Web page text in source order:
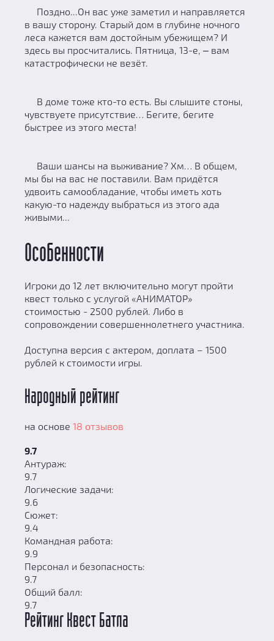
Поздно...Он вас уже заметил и направляется
в вашу сторону. Старый дом в глубине ночного
леса кажется вам достойным убежищем? И
здесь вы просчитались. Пятница, 13-е, ‒ вам
катастрофически не везёт.
В доме тоже кто-то есть. Вы слышите стоны,
чувствуете присутствие… Бегите, бегите
быстрее из этого места!
Ваши шансы на выживание? Хм… В общем,
мы бы на вас не поставили. Вам придётся
удвоить самообладание, чтобы иметь хоть
какую-то надежду выбраться из этого ада
живыми...
Особенности
Игроки до 12 лет включительно могут пройти
квест только с услугой «АНИМАТОР»
стоимостью - 2500 рублей. Либо в
сопровождении совершеннолетнего участника.
Доступна версия с актером, доплата – 1500
рублей к стоимости игры.
Народный рейтинг
на основе 18 отзывов
9.7
Антураж:
9.7
Логические задачи:
9.6
Сюжет:
9.4
Командная работа:
9.9
Персонал и безопасность:
9.7
Общий балл:
9.7
Рейтинг Квест Батла